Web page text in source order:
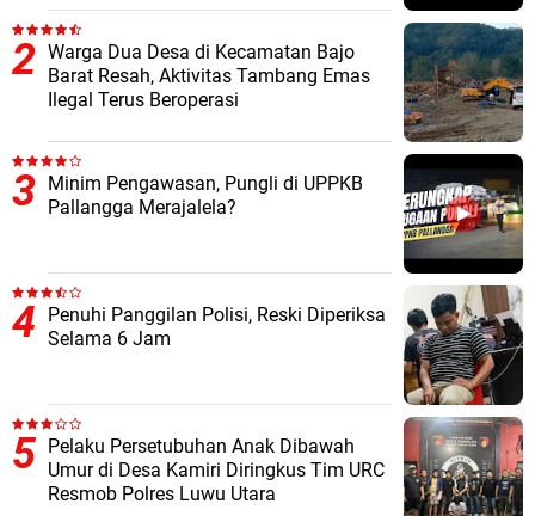
Warga Dua Desa di Kecamatan Bajo
Barat Resah, Aktivitas Tambang Emas
Ilegal Terus Beroperasi
Minim Pengawasan, Pungli di UPPKB
Pallangga Merajalela?
Penuhi Panggilan Polisi, Reski Diperiksa
Selama 6 Jam
Pelaku Persetubuhan Anak Dibawah
Umur di Desa Kamiri Diringkus Tim URC
Resmob Polres Luwu Utara